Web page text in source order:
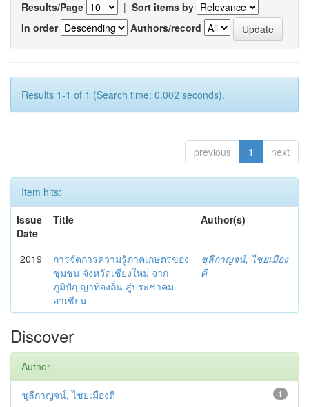
Results/Page | Sort items by
In order
Authors/record
Results 1-1 of 1 (Search time: 0.002 seconds).
previous 1 next
Item hits:
Issue
Date
Title Author(s)
2019
การจัดการความรู้ภาคเกษตรของ
ชุมชน จังหวัดเชียงใหม่ จาก
ภูมิปัญญาท้องถิ่น สู่ประชาคม
อาเซียน
ชุลีกาญจน์, ไชยเมือง
ดี
Discover
Author
1
ชุลีกาญจน์, ไชยเมืองดี